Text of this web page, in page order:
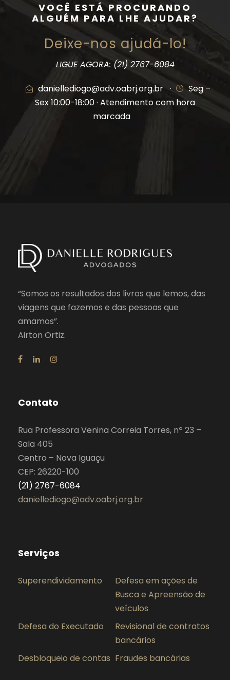
VOCÊ ESTÁ PROCURANDO
ALGUÉM PARA LHE AJUDAR?
Deixe-nos ajudá-lo!
LIGUE AGORA: (21) 2767-6084
daniellediogo@adv.oabrj.org.br ·
Seg –
Sex 10:00-18:00 · Atendimento com hora
marcada
“Somos os resultados dos livros que lemos, das
viagens que fazemos e das pessoas que
amamos”.
Airton Ortiz.
Contato
Rua Professora Venina Correia Torres, nº 23 –
Sala 405
Centro – Nova Iguaçu
CEP: 26220-100
(21) 2767-6084
daniellediogo@adv.oabrj.org.br
Serviços
Superendividamento
Defesa em ações de
Busca e Apreensão de
veículos
Defesa do Executado
Revisional de contratos
bancários
Desbloqueio de contas Fraudes bancárias